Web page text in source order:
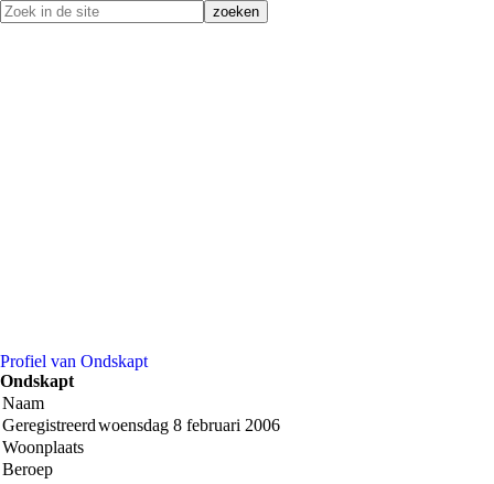
Profiel van Ondskapt
Ondskapt
Naam
Geregistreerdwoensdag 8 februari 2006
Woonplaats
Beroep